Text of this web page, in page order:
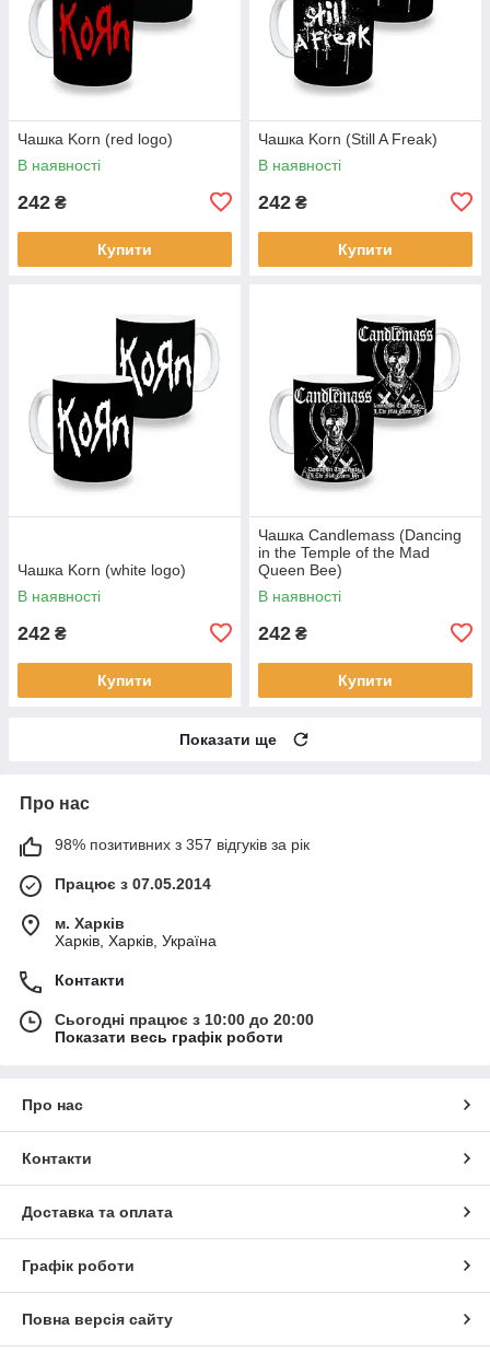
Чашка Korn (red logo)
В наявності
242 ₴
Купити
Чашка Korn (Still A Freak)
В наявності
242 ₴
Купити
Чашка Korn (white logo)
В наявності
242 ₴
Купити
Чашка Candlemass (Dancing
in the Temple of the Mad
Queen Bee)
В наявності
242 ₴
Купити
Показати ще
Про нас
98% позитивних з 357 відгуків за рік
Працює з 07.05.2014
м. Харків
Харків, Харків, Україна
Контакти
Сьогодні працює з 10:00 до 20:00
Показати весь графік роботи
Про нас
Контакти
Доставка та оплата
Графік роботи
Повна версія сайту